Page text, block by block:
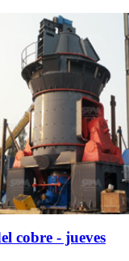
cobre - jueves